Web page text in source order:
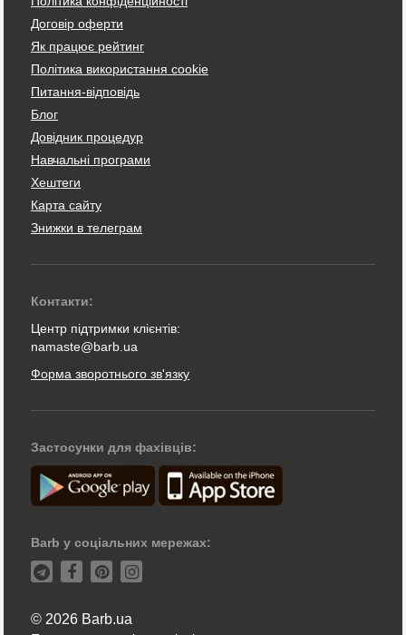
Договір оферти
Як працює рейтинг
Політика використання cookie
Питання-відповідь
Блог
Довідник процедур
Навчальні програми
Хештеги
Карта сайту
Знижки в телеграм
Контакти:
Центр підтримки клієнтів:
namaste@barb.ua
Форма зворотнього зв'язку
Застосунки для фахівців:
Barb у соціальних мережах:
© 2026 Barb.ua